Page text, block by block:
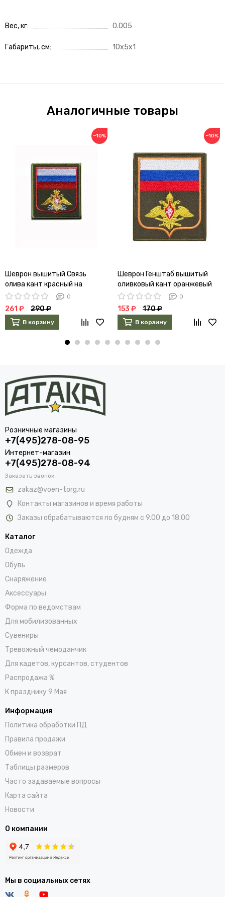
Вес, кг 0.005
Габариты, см 10x5x1
Аналогичные товары
−10%
Шеврон вышитый Связь
олива кант красный на
липучке (300 приказ)
0
261 ₽ 290 ₽
В корзину
−10%
Шеврон Генштаб вышитый
оливковый кант оранжевый
(приказ 300)
0
153 ₽ 170 ₽
В корзину
Розничные магазины
+7(495)278-08-95
Интернет-магазин
+7(495)278-08-94
Заказать звонок
zakaz@voen-torg.ru
Контакты магазинов и время работы
Заказы обрабатываются по будням с 9.00 до 18.00
Каталог
Одежда
Обувь
Снаряжение
Аксессуары
Форма по ведомствам
Для мобилизованных
Сувениры
Тревожный чемоданчик
Для кадетов, курсантов, студентов
Распродажа %
К празднику 9 Мая
Информация
Политика обработки ПД
Правила продажи
Обмен и возврат
Таблицы размеров
Часто задаваемые вопросы
Карта сайта
Новости
О компании
Мы в социальных сетях